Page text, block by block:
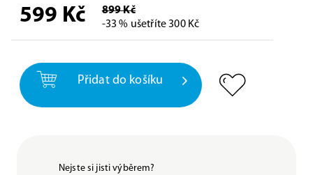
599 Kč
899 Kč
-33 % ušetříte 300 Kč
Přidat do košíku
Nejste si jisti výběrem?